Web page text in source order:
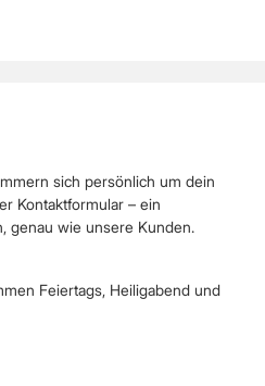
sich persönlich um dein
Kontaktformular – ein
genau wie unsere Kunden.
Feiertags, Heiligabend und